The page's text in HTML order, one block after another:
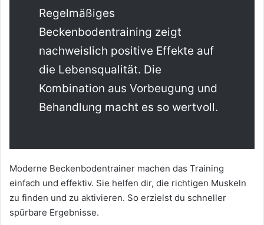
Regelmäßiges
Beckenbodentraining zeigt
nachweislich positive Effekte auf
die Lebensqualität. Die
Kombination aus Vorbeugung und
Behandlung macht es so wertvoll.
Moderne Beckenbodentrainer machen das Training
einfach und effektiv. Sie helfen dir, die richtigen Muskeln
zu finden und zu aktivieren. So erzielst du schneller
spürbare Ergebnisse.